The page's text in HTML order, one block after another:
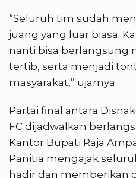
“Seluruh tim sudah
juang yang luar biasa.
nanti bisa berlangsung
tertib, serta menjadi
masyarakat,” ujarnya.
Partai final antara
FC dijadwalkan
Kantor Bupati Raja
Panitia mengajak
hadir dan memberikan